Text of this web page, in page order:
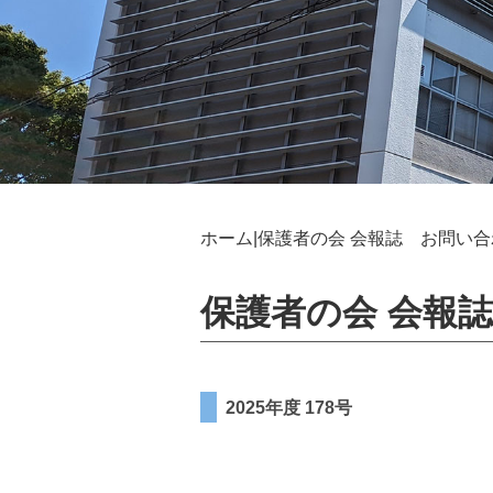
ホーム |保護者の会 会報誌 お問い
保護者の会 会報誌
2025年度 178号